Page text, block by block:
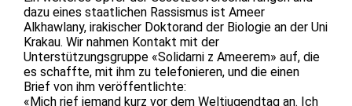
dazu eines staatlichen Rassismus ist Ameer
Alkhawlany, irakischer Doktorand der Biologie an der Uni
Krakau. Wir nahmen Kontakt mit der
Unterstützungsgruppe «Solidarni z Ameerem» auf, die
es schaffte, mit ihm zu telefonieren, und die einen
Brief von ihm veröffentlichte:
«Mich rief jemand kurz vor dem Weltjugendtag an. Ich